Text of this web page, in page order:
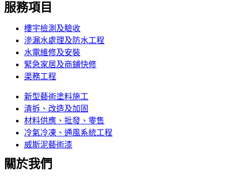
服務項目
樓宇檢測及驗收
滲漏水處理及防水工程
水電維修及安裝
緊急家居及商鋪快修
渠務工程
新型藝術塗料施工
清拆、改造及加固
材料供應、批發、零售
冷氣冷凍、通風系統工程
威斯泥藝術漆
關於我們